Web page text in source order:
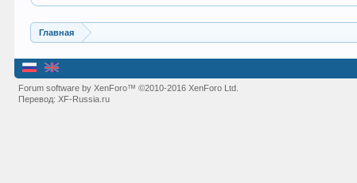
Главная
Forum software by XenForo™©2010-2016 XenForo Ltd.
Перевод:XF-Russia.ru